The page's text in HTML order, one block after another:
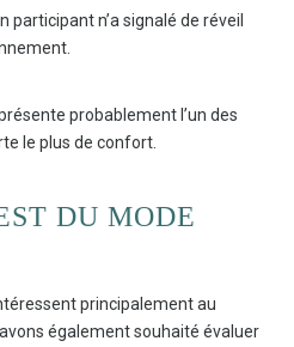
participant n’a signalé de réveil
probablement l’un des
le plus de confort.
DU MODE
principalement au
également souhaité évaluer